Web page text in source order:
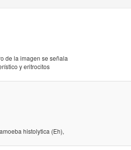
de la imagen se señala
y eritrocitos
histolytica (Eh),